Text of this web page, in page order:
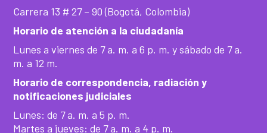
Carrera 13 # 27 – 90 (Bogotá, Colombia)
Horario de atención a la ciudadanía
Lunes a viernes de 7 a. m. a 6 p. m. y sábado de 7 a.
m. a 12 m.
Horario de correspondencia, radiación y
notificaciones judiciales
Lunes: de 7 a. m. a 5 p. m.
Martes a jueves: de 7 a. m. a 4 p. m.